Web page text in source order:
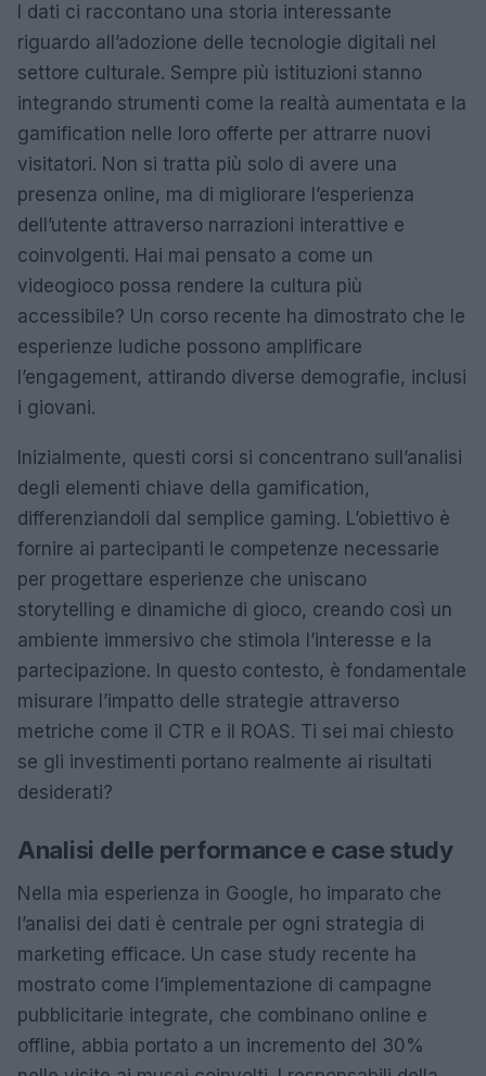
I dati ci raccontano una storia interessante
riguardo all’adozione delle tecnologie digitali nel
settore culturale. Sempre più istituzioni stanno
integrando strumenti come la realtà aumentata e la
gamification nelle loro offerte per attrarre nuovi
visitatori. Non si tratta più solo di avere una
presenza online, ma di migliorare l’esperienza
dell’utente attraverso narrazioni interattive e
coinvolgenti. Hai mai pensato a come un
videogioco possa rendere la cultura più
accessibile? Un corso recente ha dimostrato che le
esperienze ludiche possono amplificare
l’engagement, attirando diverse demografie, inclusi
i giovani.
Inizialmente, questi corsi si concentrano sull’analisi
degli elementi chiave della gamification,
differenziandoli dal semplice gaming. L’obiettivo è
fornire ai partecipanti le competenze necessarie
per progettare esperienze che uniscano
storytelling e dinamiche di gioco, creando così un
ambiente immersivo che stimola l’interesse e la
partecipazione. In questo contesto, è fondamentale
misurare l’impatto delle strategie attraverso
metriche come il CTR e il ROAS. Ti sei mai chiesto
se gli investimenti portano realmente ai risultati
desiderati?
Analisi delle performance e case study
Nella mia esperienza in Google, ho imparato che
l’analisi dei dati è centrale per ogni strategia di
marketing efficace. Un case study recente ha
mostrato come l’implementazione di campagne
pubblicitarie integrate, che combinano online e
offline, abbia portato a un incremento del 30%